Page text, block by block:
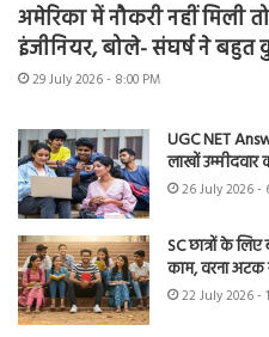
अमेरिका में नौकरी नहीं मिली
इंजीनियर, बोले- संघर्ष ने बहुत
29 July 2026 - 8:00 PM
UGC NET
लाखों उम्मीदवार
26 July 2026 -
SC छात्रों के
काम, वरना
22 July 2026 -